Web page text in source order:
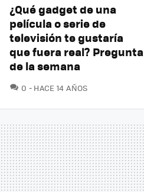
¿Qué gadget de una
película o serie de
televisión te gustaría
que fuera real? Pregunta
de la semana
0 COMENTARIOS
HACE 14 AÑOS